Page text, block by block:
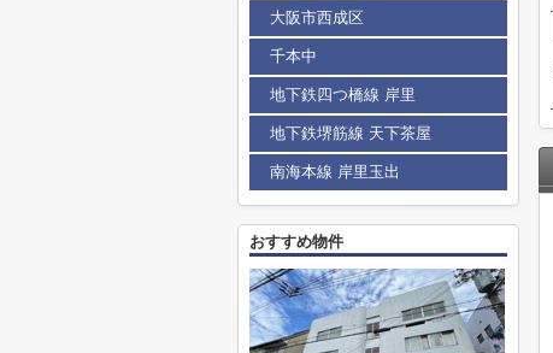
大阪市西成区
千本中
地下鉄四つ橋線 岸里
地下鉄堺筋線 天下茶屋
南海本線 岸里玉出
おすすめ物件